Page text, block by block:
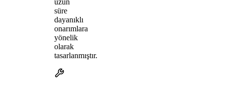
süre
dayanıklı
onarımlara
yönelik
olarak
tasarlanmıştır.